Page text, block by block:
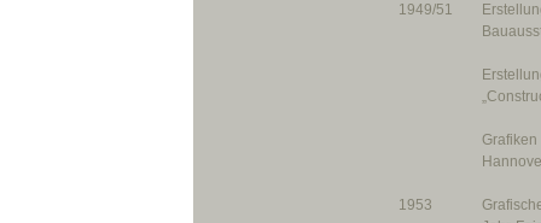
1949/51
Grafiken
1953